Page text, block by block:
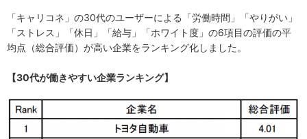
「キャリコネ」の30代のユーザーによる「労働時間」「やりがい」
「ストレス」「休日」「給与」「ホワイト度」の6項目の評価の平
均点（総合評価）が高い企業をランキング化しました。
【30代が働きやすい企業ランキング】